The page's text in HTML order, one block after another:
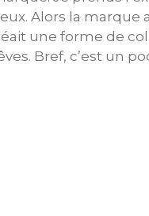
Alors la marque
une forme de
Bref, c’est un